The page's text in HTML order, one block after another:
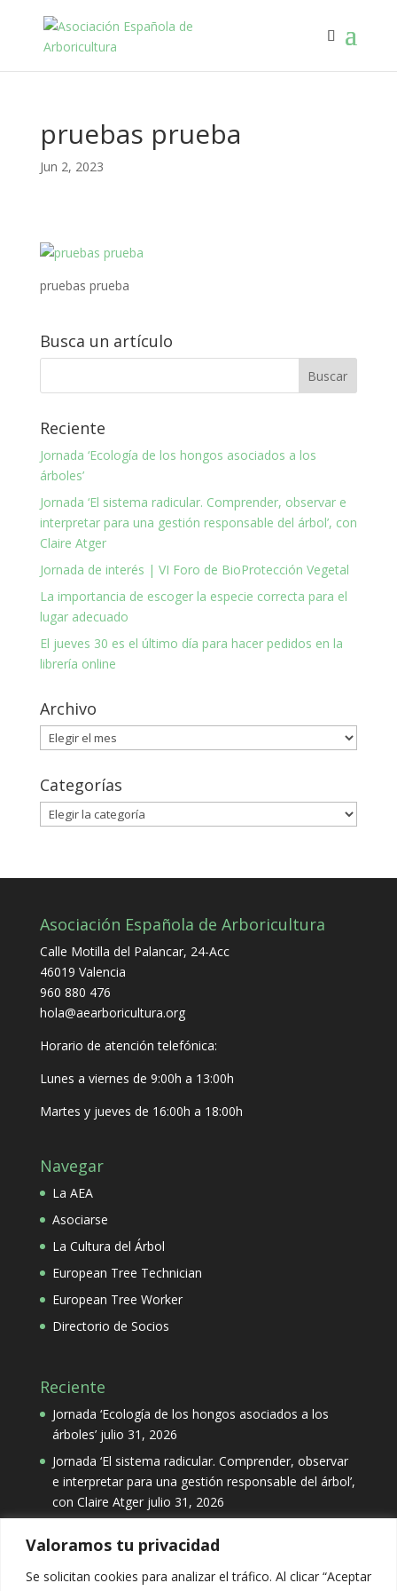
Valoramos tu privacidad
Se solicitan cookies para analizar el tráfico. Al clicar “Aceptar
pruebas prueba
Jun 2, 2023
pruebas prueba
Busca un artículo
Reciente
Jornada ‘Ecología de los hongos asociados a los
árboles’
Jornada ‘El sistema radicular. Comprender, observar e
interpretar para una gestión responsable del árbol’, con
Claire Atger
Jornada de interés | VI Foro de BioProtección Vegetal
La importancia de escoger la especie correcta para el
lugar adecuado
El jueves 30 es el último día para hacer pedidos en la
librería online
Archivo
Archivo
Categorías
Categorías
Asociación Española de Arboricultura
Calle Motilla del Palancar, 24-Acc
46019 Valencia
960 880 476
hola@aearboricultura.org
Horario de atención telefónica:
Lunes a viernes de 9:00h a 13:00h
Martes y jueves de 16:00h a 18:00h
Navegar
La AEA
Asociarse
La Cultura del Árbol
European Tree Technician
European Tree Worker
Directorio de Socios
Reciente
Jornada ‘Ecología de los hongos asociados a los
árboles’ julio 31, 2026
Jornada ‘El sistema radicular. Comprender, observar
e interpretar para una gestión responsable del árbol’,
con Claire Atger julio 31, 2026